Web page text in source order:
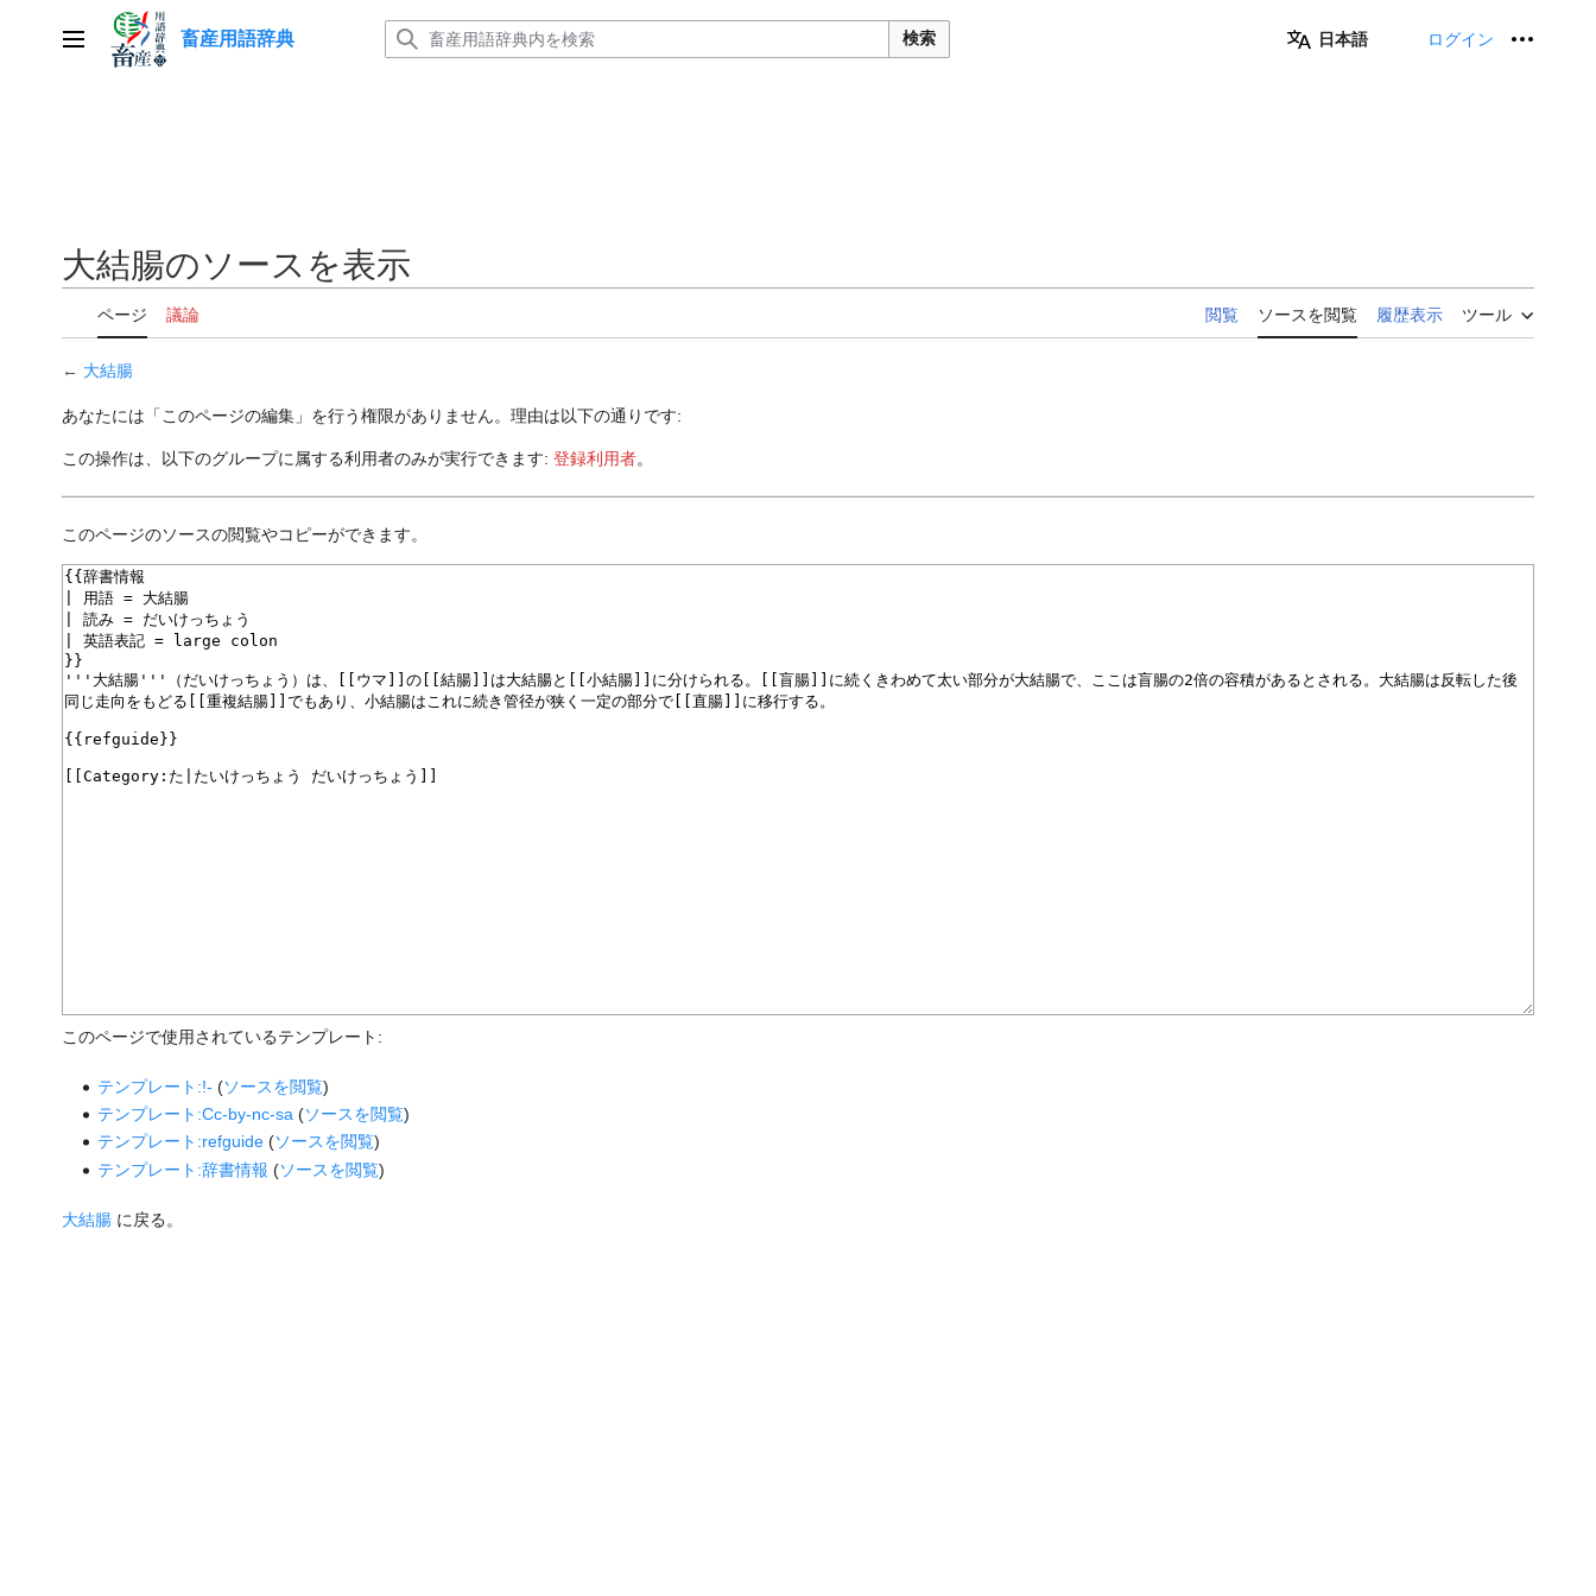
メインメニュー
畜産用語辞典 検索 日本語 ログイン
大結腸のソースを表示
ページ 議論 閲覧 ソースを閲覧 履歴表示 ツール
← 大結腸
あなたには「このページの編集」を行う権限がありません。理由は以下の通りです:
この操作は、以下のグループに属する利用者のみが実行できます: 登録利用者。
このページのソースの閲覧やコピーができます。
このページで使用されているテンプレート:
テンプレート:!- (ソースを閲覧)
テンプレート:Cc-by-nc-sa (ソースを閲覧)
テンプレート:refguide (ソースを閲覧)
テンプレート:辞書情報 (ソースを閲覧)
大結腸 に戻る。